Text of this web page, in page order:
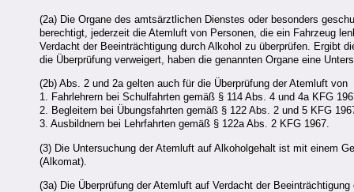
(2a) Die Organe des amtsärztlichen Dienstes oder besonders
berechtigt, jederzeit die Atemluft von Personen, die ein Fahrzeug
Verdacht der Beeinträchtigung durch Alkohol zu überprüfen. Ergibt
die Überprüfung verweigert, haben die genannten Organe eine
(2b) Abs. 2 und 2a gelten auch für die Überprüfung der Atemluft von
1. Fahrlehrern bei Schulfahrten gemäß § 114 Abs. 4 und 4a KFG
2. Begleitern bei Übungsfahrten gemäß § 122 Abs. 2 und 5 KFG
3. Ausbildnern bei Lehrfahrten gemäß § 122a Abs. 2 KFG 1967.
(3) Die Untersuchung der Atemluft auf Alkoholgehalt ist mit einem
(Alkomat).
(3a) Die Überprüfung der Atemluft auf Verdacht der